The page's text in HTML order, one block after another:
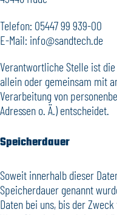
Telefon: 05447 99 939-00
E-Mail: info@sandtech.de
Verantwortliche Stelle ist
allein oder gemeinsam mit
Verarbeitung von
Adressen o. Ä.) entscheidet.
Speicherdauer
Soweit innerhalb dieser
Speicherdauer genannt
Daten bei uns, bis der